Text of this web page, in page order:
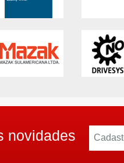
novidades